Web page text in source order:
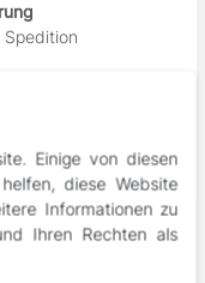
Einige von diesen
diese Website
Informationen zu
Ihren Rechten als